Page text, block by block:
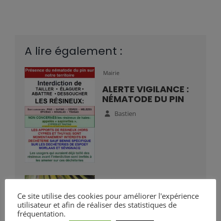
A lire également :
Mairie
ALERTE VIGILANCE :
NÉMATODE DU PIN
Bastien
Mairie
VIGILANCE :
PRÉSENCE DU
Ce site utilise des cookies pour améliorer l'expérience
utilisateur et afin de réaliser des statistiques de
fréquentation.